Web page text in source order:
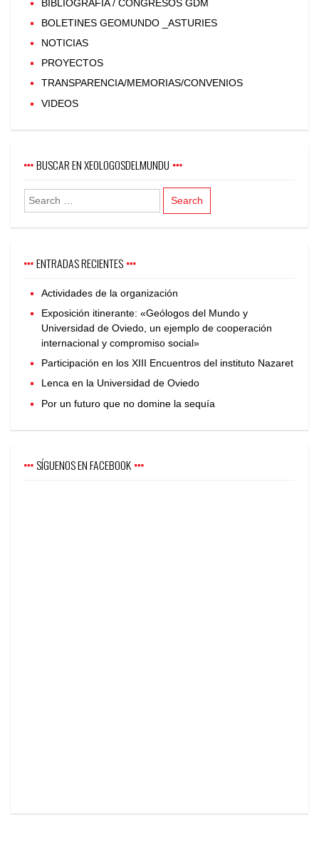
BIBLIOGRAFÍA / CONGRESOS GDM
BOLETINES GEOMUNDO _ASTURIES
NOTICIAS
PROYECTOS
TRANSPARENCIA/MEMORIAS/CONVENIOS
VIDEOS
BUSCAR EN XEOLOGOSDELMUNDU
ENTRADAS RECIENTES
Actividades de la organización
Exposición itinerante: «Geólogos del Mundo y
Universidad de Oviedo, un ejemplo de cooperación
internacional y compromiso social»
Participación en los XIII Encuentros del instituto Nazaret
Lenca en la Universidad de Oviedo
Por un futuro que no domine la sequía
SÍGUENOS EN FACEBOOK